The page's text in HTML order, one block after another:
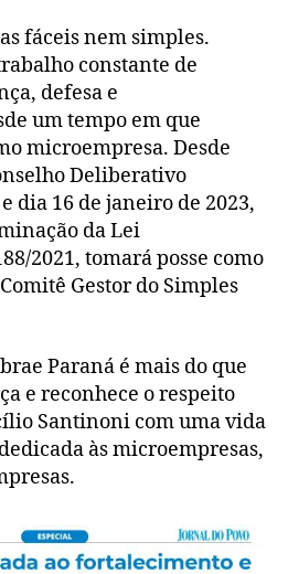
fáceis nem simples.
constante de
defesa e
um tempo em que
microempresa. Desde
Deliberativo
dia 16 de janeiro de 2023,
da Lei
2021, tomará posse como
Gestor do Simples
Paraná é mais do que
e reconhece o respeito
Santinoni com uma vida
às microempresas,